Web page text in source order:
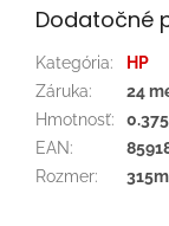
Dodatočné
Kategória:
HP
Záruka:
24
Hmotnosť:
EAN:
Rozmer: